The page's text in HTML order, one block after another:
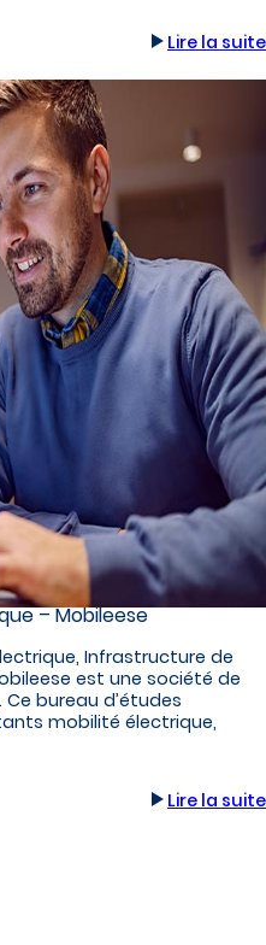
Lire la suite
– Mobileese
Infrastructure de
est une société de
bureau d’études
mobilité électrique,
Lire la suite